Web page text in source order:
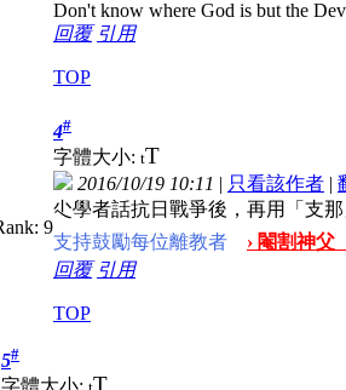
Don't know where God is but the
回覆 引用
TOP
4#
字體大小: tT
2016/10/19 10:11 | 只看該作者 |
尐學者話抗日戰爭後，再用「支
支持鼓勵每位離教者
› 閹割神
回覆 引用
TOP
5#
字體大小: T